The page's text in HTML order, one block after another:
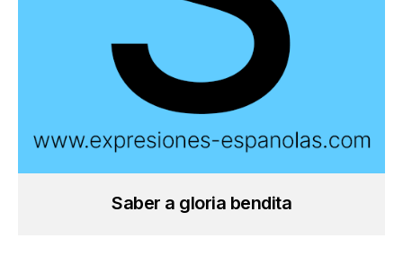
Saber a gloria bendita